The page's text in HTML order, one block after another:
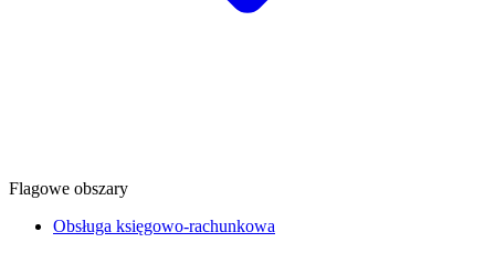
Flagowe obszary
Obsługa księgowo-rachunkowa